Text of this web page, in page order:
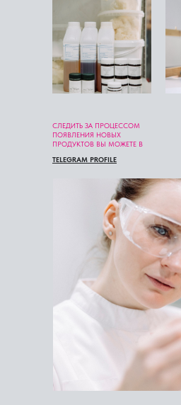
TELEGRAM PROFILE
СЛЕДИТЬ ЗА ПРОЦЕССОМ
ПОЯВЛЕНИЯ НОВЫХ
ПРОДУКТОВ ВЫ МОЖЕТЕ В